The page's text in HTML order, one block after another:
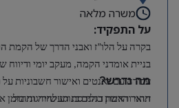
משרה מלאה
על התפקיד:
בקרה על הלו”ז ואבני הדרך של הקמת
בניית אומדני הקמה, מעקב יומי ודיווח
עבודה עם גאנטים ואישור חשבוניות על
זיהוי והרמת דגלים בנוגע לחריגות בזמן
מה נדרש?
תואר ראשון בהנדסת תעשייה וניהול.